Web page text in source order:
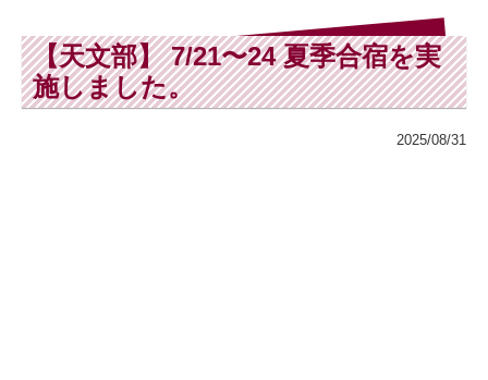
【天文部】 7/21〜24 夏季合宿を実
施しました。
2025/08/31